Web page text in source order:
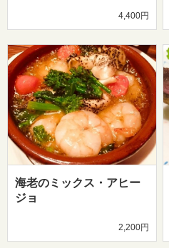
4,400円
海老のミックス・アヒー
ジョ
2,200円